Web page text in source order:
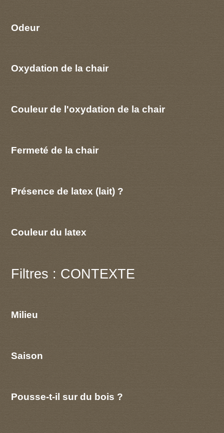
Odeur
Oxydation de la chair
Couleur de l'oxydation de la chair
Fermeté de la chair
Présence de latex (lait) ?
Couleur du latex
Filtres : CONTEXTE
Milieu
Saison
Pousse-t-il sur du bois ?